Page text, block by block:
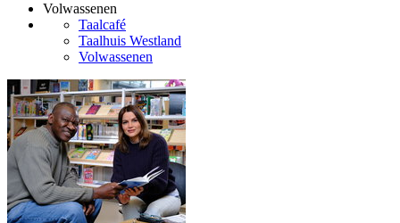
Volwassenen
Taalcafé
Taalhuis Westland
Volwassenen